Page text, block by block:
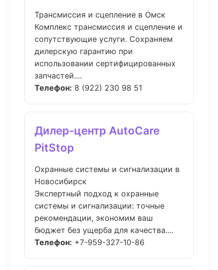
Трансмиссия и сцепление в Омск
Комплекс трансмиссия и сцепление и
сопутствующие услуги. Сохраняем
дилерскую гарантию при
использовании сертифицированных
запчастей....
Телефон: 8 (922) 230 98 51
Дилер-центр AutoCare
PitStop
Охранные системы и сигнализации в
Новосибирск
Экспертный подход к охранные
системы и сигнализации: точные
рекомендации, экономим ваш
бюджет без ущерба для качества....
Телефон: +7-959-327-10-86